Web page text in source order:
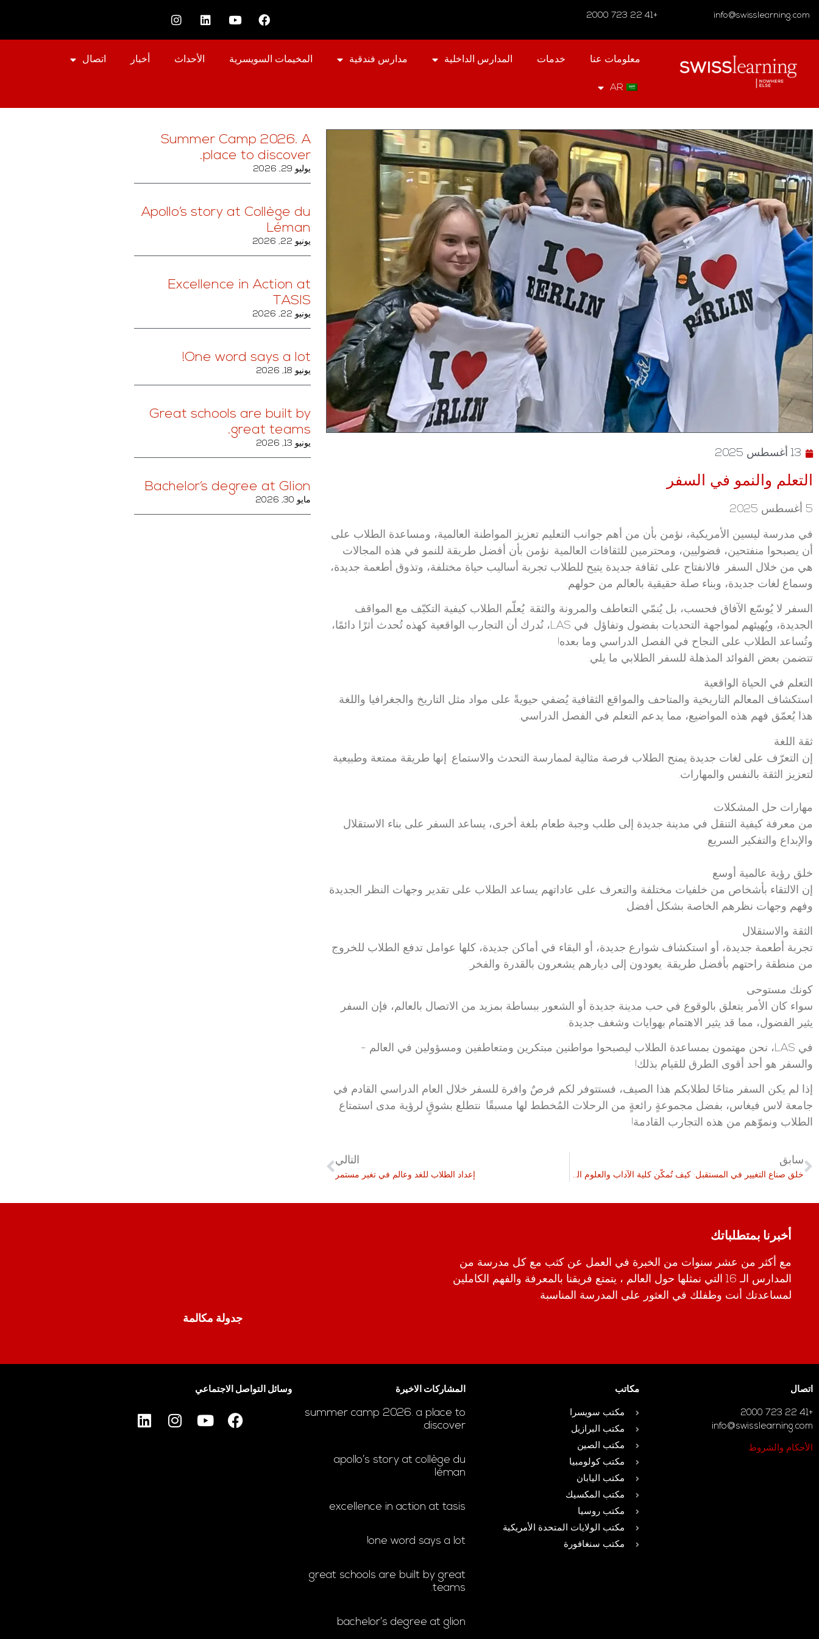
info@swisslearning.com
+41 22 723 2000
معلومات عنا خدمات المدارس الداخلية مدارس فندقية المخيمات السويسرية الأحداث أخبار اتصال
AR
13 أغسطس 2025
التعلم والنمو في السفر
5 أغسطس 2025
في مدرسة ليسين الأمريكية، نؤمن بأن من أهم جوانب التعليم تعزيز المواطنة العالمية، ومساعدة الطلاب على
أن يصبحوا منفتحين، فضوليين، ومحترمين للثقافات العالمية. نؤمن بأن أفضل طريقة للنمو في هذه المجالات
هي من خلال السفر. فالانفتاح على ثقافة جديدة يتيح للطلاب تجربة أساليب حياة مختلفة، وتذوق أطعمة جديدة،
وسماع لغات جديدة، وبناء صلة حقيقية بالعالم من حولهم.
السفر لا يُوسّع الآفاق فحسب، بل يُنمّي التعاطف والمرونة والثقة. يُعلّم الطلاب كيفية التكيّف مع المواقف
الجديدة، ويُهيئهم لمواجهة التحديات بفضول وتفاؤل. في LAS، نُدرك أن التجارب الواقعية كهذه تُحدث أثرًا دائمًا،
وتُساعد الطلاب على النجاح في الفصل الدراسي وما بعده!
تتضمن بعض الفوائد المذهلة للسفر الطلابي ما يلي:
التعلم في الحياة الواقعية
استكشاف المعالم التاريخية والمتاحف والمواقع الثقافية يُضفي حيويةً على مواد مثل التاريخ والجغرافيا واللغة.
هذا يُعمّق فهم هذه المواضيع، مما يدعم التعلم في الفصل الدراسي.
ثقة اللغة
إن التعرّف على لغات جديدة يمنح الطلاب فرصة مثالية لممارسة التحدث والاستماع. إنها طريقة ممتعة وطبيعية
لتعزيز الثقة بالنفس والمهارات.
مهارات حل المشكلات
من معرفة كيفية التنقل في مدينة جديدة إلى طلب وجبة طعام بلغة أخرى، يساعد السفر على بناء الاستقلال
والإبداع والتفكير السريع.
خلق رؤية عالمية أوسع
إن الالتقاء بأشخاص من خلفيات مختلفة والتعرف على عاداتهم يساعد الطلاب على تقدير وجهات النظر الجديدة
وفهم وجهات نظرهم الخاصة بشكل أفضل.
الثقة والاستقلال
تجربة أطعمة جديدة، أو استكشاف شوارع جديدة، أو البقاء في أماكن جديدة، كلها عوامل تدفع الطلاب للخروج
من منطقة راحتهم بأفضل طريقة. يعودون إلى ديارهم يشعرون بالقدرة والفخر.
كونك مستوحى
سواء كان الأمر يتعلق بالوقوع في حب مدينة جديدة أو الشعور ببساطة بمزيد من الاتصال بالعالم، فإن السفر
يثير الفضول، مما قد يثير الاهتمام بهوايات وشغف جديدة.
في LAS، نحن مهتمون بمساعدة الطلاب ليصبحوا مواطنين مبتكرين ومتعاطفين ومسؤولين في العالم -
والسفر هو أحد أقوى الطرق للقيام بذلك!
إذا لم يكن السفر متاحًا لطلابكم هذا الصيف، فستتوفر لكم فرصٌ وافرة للسفر خلال العام الدراسي القادم في
جامعة لاس فيغاس، بفضل مجموعةٍ رائعةٍ من الرحلات المُخطط لها مسبقًا. نتطلع بشوقٍ لرؤية مدى استمتاع
الطلاب ونموّهم من هذه التجارب القادمة!
سابق
خلق صناع التغيير في المستقبل: كيف تُمكّن كلية الآداب والعلوم الطلاب من خلال ريادة الأعمال
التالي
إعداد الطلاب للغد وعالم في تغير مستمر
Summer Camp 2026. A
place to discover.
يوليو 29, 2026
Apollo’s story at Collège du
Léman
يونيو 22, 2026
Excellence in Action at
TASIS
يونيو 22, 2026
One word says a lot!
يونيو 18, 2026
Great schools are built by
great teams.
يونيو 13, 2026
Bachelor’s degree at Glion
مايو 30, 2026
أخبرنا بمتطلباتك
مع أكثر من عشر سنوات من الخبرة في العمل عن كثب مع كل مدرسة من
المدارس الـ 16 التي نمثلها حول العالم ، يتمتع فريقنا بالمعرفة والفهم الكاملين
لمساعدتك أنت وطفلك في العثور على المدرسة المناسبة.
جدولة مكالمة
اتصال
+41 22 723 2000
info@swisslearning.com
الأحكام والشروط
مكاتب
مكتب سويسرا
مكتب البرازيل
مكتب الصين
مكتب كولومبيا
مكتب اليابان
مكتب المكسيك
مكتب روسيا
مكتب الولايات المتحدة الأمريكية
مكتب سنغافورة
المشاركات الاخيرة
summer camp 2026. a place to
discover.
apollo’s story at collège du
léman
excellence in action at tasis
one word says a lot!
great schools are built by great
teams.
bachelor’s degree at glion
وسائل التواصل الاجتماعي